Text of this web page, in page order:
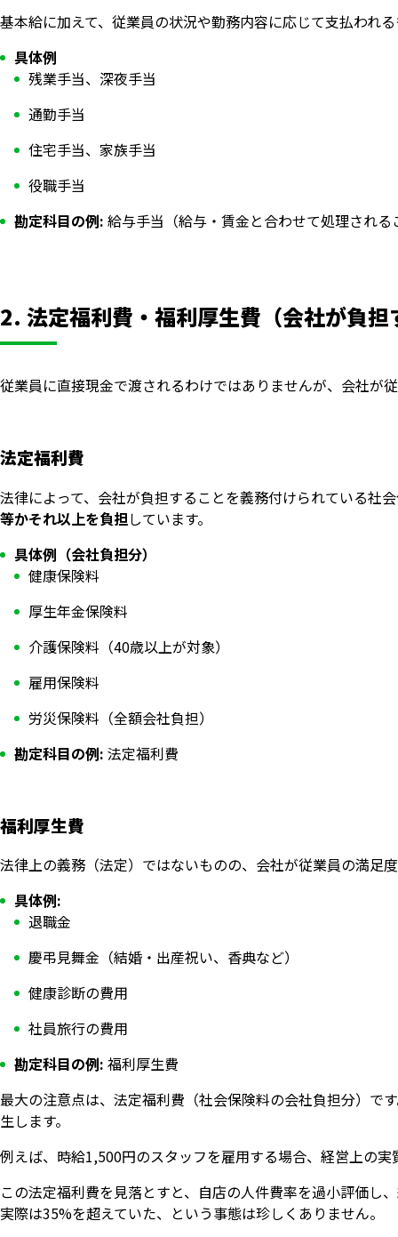
基本給に加えて、従業員の状況や勤務内容に応じて支払われ
具体例
残業手当、深夜手当
通勤手当
住宅手当、家族手当
役職手当
勘定科目の例: 給与手当（給与・賃金と合わせて処理される
2. 法定福利費・福利厚生費（会社が負担
従業員に直接現金で渡されるわけではありませんが、会社が
法定福利費
法律によって、会社が負担することを義務付けられている社
等かそれ以上を負担しています。
具体例（会社負担分）
健康保険料
厚生年金保険料
介護保険料（40歳以上が対象）
雇用保険料
労災保険料（全額会社負担）
勘定科目の例: 法定福利費
福利厚生費
法律上の義務（法定）ではないものの、会社が従業員の満足
具体例:
退職金
慶弔見舞金（結婚・出産祝い、香典など）
健康診断の費用
社員旅行の費用
勘定科目の例: 福利厚生費
最大の注意点は、法定福利費（社会保険料の会社負担分）で
生します。
例えば、時給1,500円のスタッフを雇用する場合、経営上の
この法定福利費を見落とすと、自店の人件費率を過小評価し
実際は35%を超えていた、という事態は珍しくありません。